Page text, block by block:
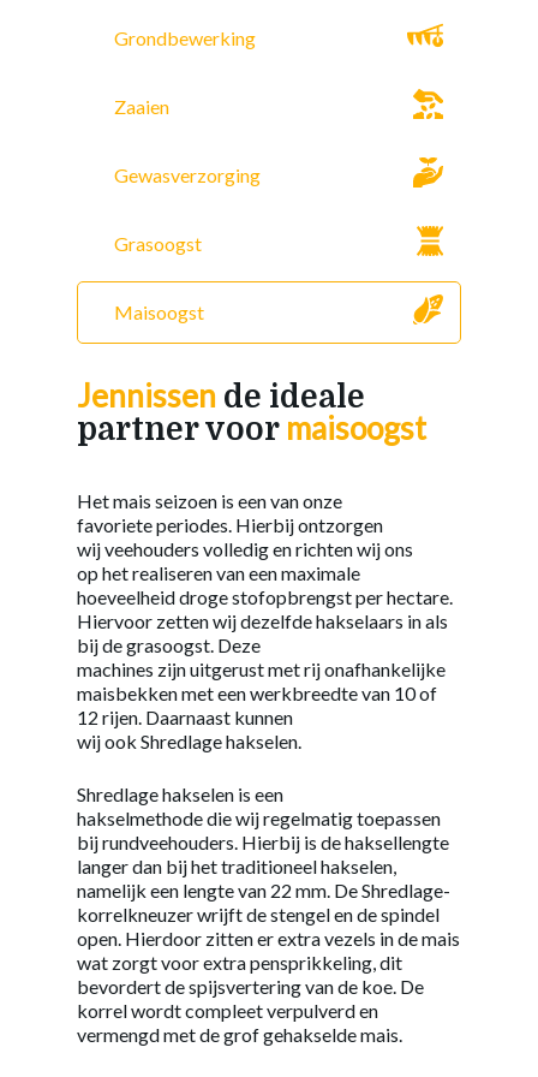
Grondbewerking
Zaaien
Gewasverzorging
Grasoogst
Maisoogst
Jennissen de ideale
partner voor maisoogst
Het mais seizoen is een van onze
favorieteperiodes. Hierbij ontzorgen
wijveehouders volledigen richten wij ons
op het realiseren van een maximale
hoeveelheid droge stofopbrengst per hectare.
Hiervoor zetten wij dezelfde hakselaars in als
bij de grasoogst. Deze
machines zijn uitgerust met rij onafhankelijke
maisbekken met een werkbreedte van 10 of
12 rijen. Daarnaast kunnen
wij ook Shredlage hakselen.
Shredlage hakselen is een
hakselmethode die wij regelmatig toepassen
bij rundveehouders. Hierbij is de haksellengte
langer dan bij het traditioneel hakselen,
namelijk een lengte van 22 mm. De Shredlage-
korrelkneuzer wrijft de stengel en de spindel
open. Hierdoor zitten er extra vezels in de mais
wat zorgt voor extra pensprikkeling, dit
bevordert de spijsvertering van de koe. De
korrel wordt compleet verpulverd en
vermengd met de grof gehakselde mais.